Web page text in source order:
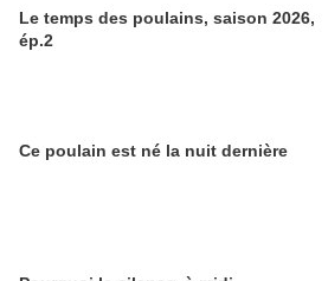
Le temps des poulains, saison 2026,
ép.2
Ce poulain est né la nuit dernière